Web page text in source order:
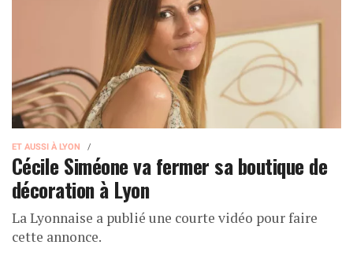
ET AUSSI À LYON
Cécile Siméone va fermer sa boutique de
décoration à Lyon
La Lyonnaise a publié une courte vidéo pour faire
cette annonce.